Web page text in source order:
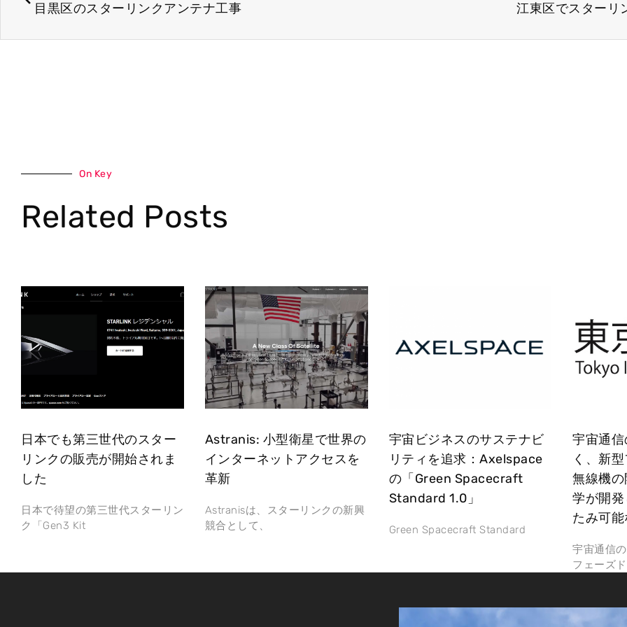
目黒区のスターリンクアンテナ工事 江東区でスターリ
On Key
Related Posts
日本でも第三世代のスター
リンクの販売が開始されま
した
日本で待望の第三世代スターリン
ク「Gen3 Kit
Astranis: 小型衛星で世界の
インターネットアクセスを
革新
Astranisは、スターリンクの新興
競合として、
宇宙ビジネスのサステナビ
リティを追求：Axelspace
の「Green Spacecraft
Standard 1.0」
Green Spacecraft Standard
宇宙通
く、新
無線機
学が開
たみ可
宇宙通信
フェーズ